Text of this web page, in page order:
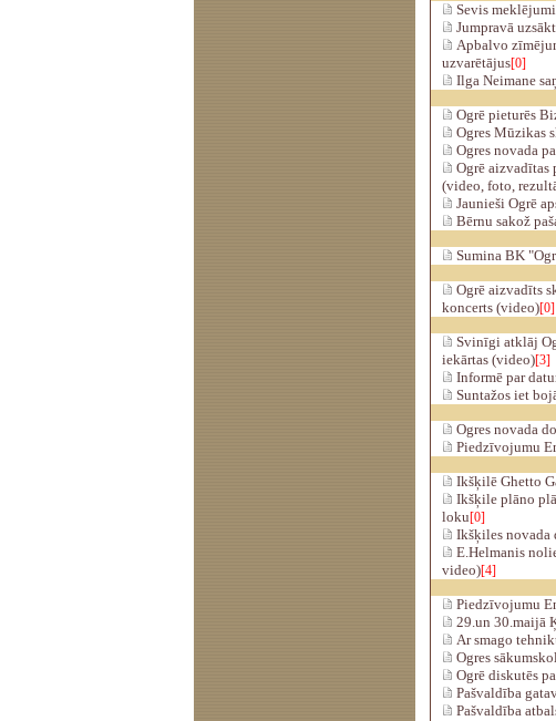
Sevis
Jumpravā
Apbalvo
uzvarētājus[0]
Ilga Neimane
Ogrē pieturēs
Ogres Mūzikas
Ogres novada
Ogrē aizvadītas
(video, foto,
Jaunieši Ogrē
Bērnu sakož
Sumina BK
Ogrē aizvadīts
koncerts (video)[0]
Svinīgi atklāj
iekārtas (video)[3]
Informē par
Suntažos iet
Ogres novada
Piedzīvojumu
Ikšķilē Ghetto
Ikšķile plāno
loku[0]
Ikšķiles novada
E.Helmanis
video)[4]
Piedzīvojumu
29.un 30.maijā
Ar smago
Ogres
Ogrē diskutēs
Pašvaldība
Pašvaldība